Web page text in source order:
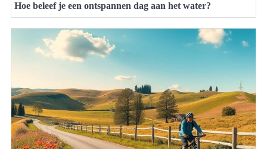
Hoe beleef je een ontspannen dag aan het water?